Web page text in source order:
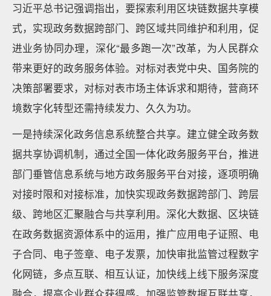
习近平总书记强调指出，要探索利用区块链数据共享模
式，实现政务数据跨部门、跨区域共同维护和利用，促
进业务协同办理，深化“最多跑一次”改革，为人民群众
带来更好的政务服务体验。对标对表党中央、国务院的
决策部署要求，对标对表市场主体诉求和期待，营商环
境数字化转型还需持续发力、久久为功。
一是持续深化政务信息系统整合共享。建立健全政务数
据共享协调机制，通过全国一体化政务服务平台，推进
部门垂管信息系统与地方政务服务平台对接，逐项明确
对接时限和对接标准，加快实现政务数据跨部门、跨层
级、跨地区汇聚融合与共享利用。深化大数据、区块链
在政务数据资源体系中的运用，推广应用电子证照、电
子合同、电子签章、电子发票，加快审批监管过程数字
化网链，多点互联、相互认证，加快线上线下服务深度